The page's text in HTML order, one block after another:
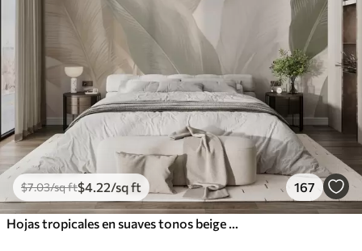
$7.03/sq ft$4 .22/sq ft 167